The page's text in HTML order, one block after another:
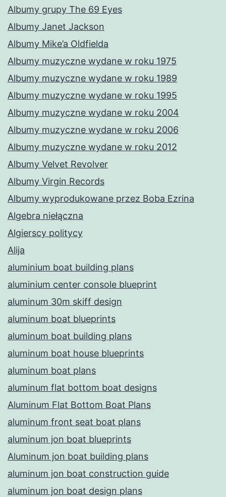
Albumy grupy The 69 Eyes
Albumy Janet Jackson
Albumy Mike’a Oldfielda
Albumy muzyczne wydane w roku 1975
Albumy muzyczne wydane w roku 1989
Albumy muzyczne wydane w roku 1995
Albumy muzyczne wydane w roku 2004
Albumy muzyczne wydane w roku 2006
Albumy muzyczne wydane w roku 2012
Albumy Velvet Revolver
Albumy Virgin Records
Albumy wyprodukowane przez Boba Ezrina
Algebra niełączna
Algierscy politycy
Alija
aluminium boat building plans
aluminium center console blueprint
aluminum 30m skiff design
aluminum boat blueprints
aluminum boat building plans
aluminum boat house blueprints
aluminum boat plans
aluminum flat bottom boat designs
Aluminum Flat Bottom Boat Plans
aluminum front seat boat plans
aluminum jon boat blueprints
Aluminum jon boat building plans
aluminum jon boat construction guide
aluminum jon boat design plans